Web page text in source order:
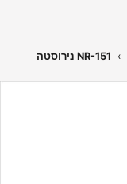
›
NR-151 נירוסטה